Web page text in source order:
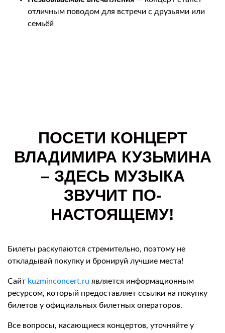
отличным поводом для встречи с друзьями или
семьёй
ПОСЕТИ КОНЦЕРТ
ВЛАДИМИРА КУЗЬМИНА
– ЗДЕСЬ МУЗЫКА
ЗВУЧИТ ПО-
НАСТОЯЩЕМУ!
Билеты раскупаются стремительно, поэтому не
откладывай покупку и бронируй лучшие места!
Сайт kuzminconcert.ru является информационным
ресурсом, который предоставляет ссылки на покупку
билетов у официальных билетных операторов.
Все вопросы, касающиеся концертов, уточняйте у